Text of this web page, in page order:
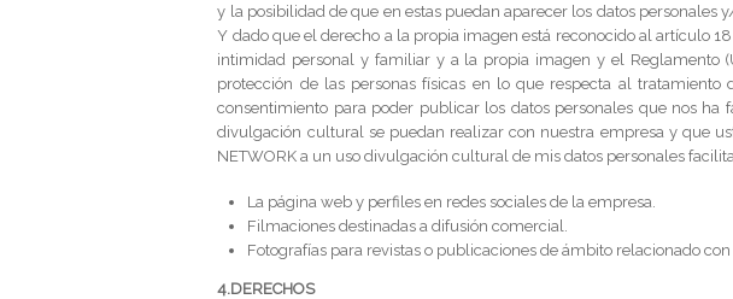
y la posibilidad de que en estas puedan aparecer los datos
Y dado que el derecho a la propia imagen está reconocido al artículo
intimidad personal y familiar y a la propia imagen y el Reglamento
protección de las personas físicas en lo que respecta al tratamiento
consentimiento para poder publicar los datos personales que nos
divulgación cultural se puedan realizar con nuestra empresa y que
NETWORK a un uso divulgación cultural de mis datos personales
La página web y perfiles en redes sociales de la empresa.
Filmaciones destinadas a difusión comercial.
Fotografías para revistas o publicaciones de ámbito relacionado con
4.DERECHOS